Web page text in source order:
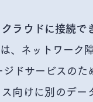
クラウドに接続で
、ネットワーク
ドサービスの
向けに別のデ